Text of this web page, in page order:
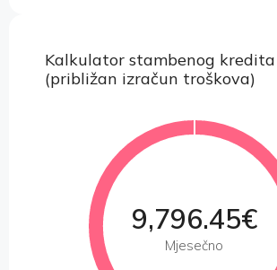
Kalkulator stambenog kredita
(približan izračun troškova)
9,796.45€
Mjesečno